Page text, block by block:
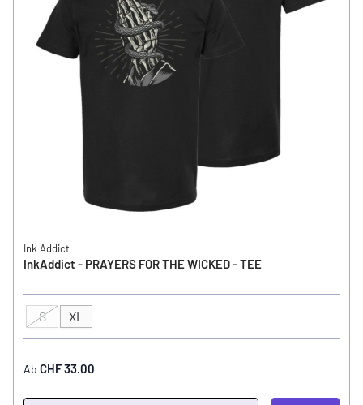
Ink Addict
InkAddict - PRAYERS FOR THE WICKED - TEE
GRÖSSE
S XL
Ab CHF 33.00